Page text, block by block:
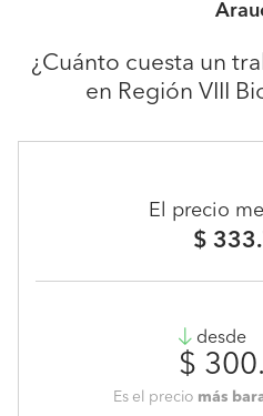
¿Cuánto cuesta un
en Región VIII
El precio
$
desde
$
Es el precio más